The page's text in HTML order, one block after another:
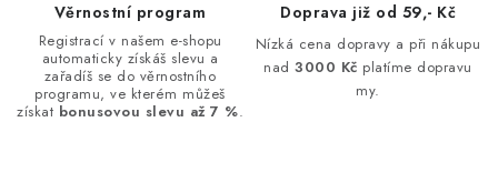
Věrnostní program
Registrací v našem e-shopu
automaticky získáš slevu a
zařadíš se do věrnostního
programu, ve kterém můžeš
získat bonusovou slevu až 7 %.
Doprava již od 59,- Kč
Nízká cena dopravy a při nákupu
nad3000 Kč platíme dopravu
my.